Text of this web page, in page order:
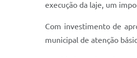
execução da laje, um
Com investimento de
municipal de atenção